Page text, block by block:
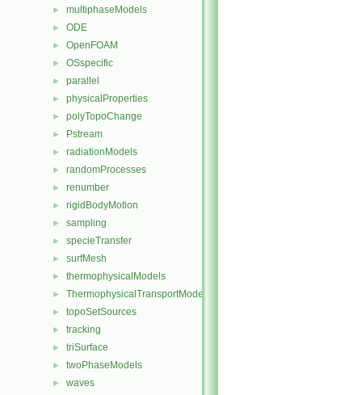
► multiphaseModels
► ODE
► OpenFOAM
► OSspecific
► parallel
► physicalProperties
► polyTopoChange
► Pstream
► radiationModels
► randomProcesses
► renumber
► rigidBodyMotion
► sampling
► specieTransfer
► surfMesh
► thermophysicalModels
► ThermophysicalTransportModels
► topoSetSources
► tracking
► triSurface
► twoPhaseModels
► waves